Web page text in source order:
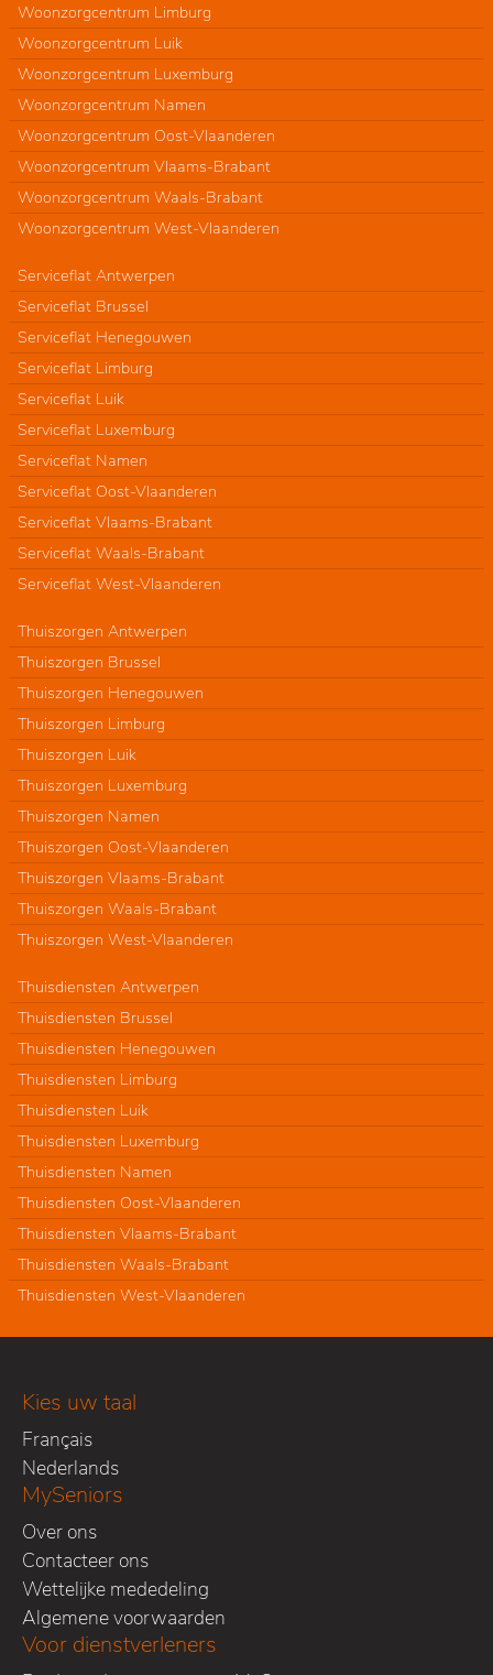
Woonzorgcentrum Limburg
Woonzorgcentrum Luik
Woonzorgcentrum Luxemburg
Woonzorgcentrum Namen
Woonzorgcentrum Oost-Vlaanderen
Woonzorgcentrum Vlaams-Brabant
Woonzorgcentrum Waals-Brabant
Woonzorgcentrum West-Vlaanderen
Serviceflat Antwerpen
Serviceflat Brussel
Serviceflat Henegouwen
Serviceflat Limburg
Serviceflat Luik
Serviceflat Luxemburg
Serviceflat Namen
Serviceflat Oost-Vlaanderen
Serviceflat Vlaams-Brabant
Serviceflat Waals-Brabant
Serviceflat West-Vlaanderen
Thuiszorgen Antwerpen
Thuiszorgen Brussel
Thuiszorgen Henegouwen
Thuiszorgen Limburg
Thuiszorgen Luik
Thuiszorgen Luxemburg
Thuiszorgen Namen
Thuiszorgen Oost-Vlaanderen
Thuiszorgen Vlaams-Brabant
Thuiszorgen Waals-Brabant
Thuiszorgen West-Vlaanderen
Thuisdiensten Antwerpen
Thuisdiensten Brussel
Thuisdiensten Henegouwen
Thuisdiensten Limburg
Thuisdiensten Luik
Thuisdiensten Luxemburg
Thuisdiensten Namen
Thuisdiensten Oost-Vlaanderen
Thuisdiensten Vlaams-Brabant
Thuisdiensten Waals-Brabant
Thuisdiensten West-Vlaanderen
Kies uw taal
Français
Nederlands
MySeniors
Over ons
Contacteer ons
Wettelijke mededeling
Algemene voorwaarden
Voor dienstverleners